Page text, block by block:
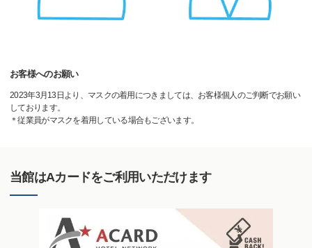
お客様へのお願い
2023年3月13日より、マスクの着用につきましては、お客様個人のご判断でお願い
しております。
＊従業員がマスクを着用している場合もございます。
当館はAカードをご利用いただけます